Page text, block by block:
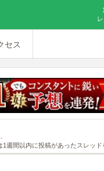
セス
週間以内に投稿があったスレッド